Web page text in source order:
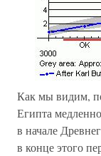
Как мы видим,
Египта
в начале
в конце этого